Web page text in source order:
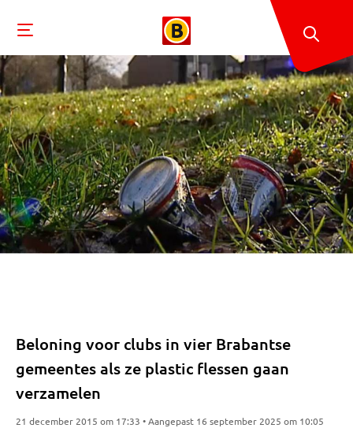
Beloning voor clubs in vier Brabantse
gemeentes als ze plastic flessen gaan
verzamelen
21 december 2015 om 17:33 • Aangepast 16 september 2025 om 10:05